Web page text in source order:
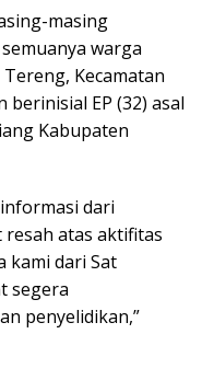
masing
semuanya warga
Kecamatan
EP (32) asal
Kabupaten
dari
resah atas aktifitas
kami dari Sat
segera
penyelidikan,”